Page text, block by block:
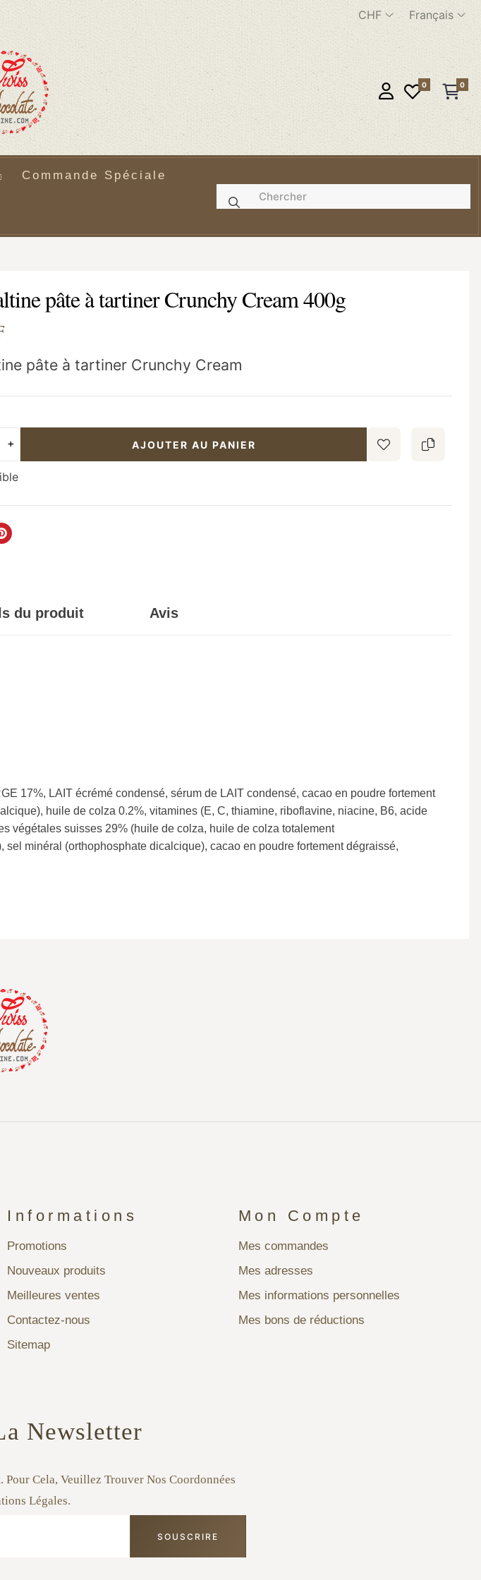
CHF Français
0 0
Commande Spéciale
pâte à tartiner Crunchy Cream 400g
pâte à tartiner Crunchy Cream
AJOUTER AU PANIER
du produit Avis
17%, LAIT écrémé condensé, sérum de LAIT condensé, cacao en poudre fortement
huile de colza 0.2%, vitamines (E, C, thiamine, riboflavine, niacine, B6, acide
végétales suisses 29% (huile de colza, huile de colza totalement
minéral (orthophosphate dicalcique), cacao en poudre fortement dégraissé,
Informations
Promotions
Nouveaux produits
Meilleures ventes
Contactez-nous
Sitemap
Mon Compte
Mes commandes
Mes adresses
Mes informations personnelles
Mes bons de réductions
Newsletter
Cela, Veuillez Trouver Nos Coordonnées
Légales.
SOUSCRIRE